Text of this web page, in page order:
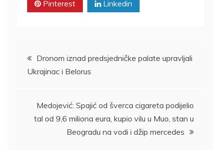
Pinterest Linkedin
Kretanje
članka
Dronom iznad predsjedničke palate upravljali
Ukrajinac i Belorus
Medojević: Spajić od šverca cigareta podijelio
tal od 9,6 miliona eura, kupio vilu u Muo, stan u
Beogradu na vodi i džip mercedes